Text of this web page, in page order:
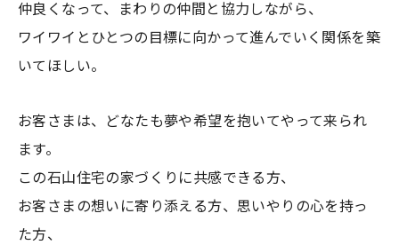
仲良くなって、まわりの仲間と協力しながら、
ワイワイとひとつの目標に向かって進んでいく関係を築
いてほしい。
お客さまは、どなたも夢や希望を抱いてやって来られ
ます。
この石山住宅の家づくりに共感できる方、
お客さまの想いに寄り添える方、思いやりの心を持っ
た方、